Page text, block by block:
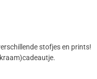
stofjes en prints!